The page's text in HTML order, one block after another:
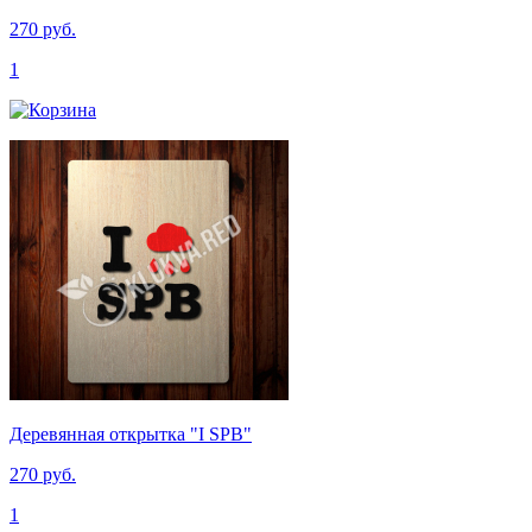
270 руб.
1
Деревянная открытка "I SPB"
270 руб.
1